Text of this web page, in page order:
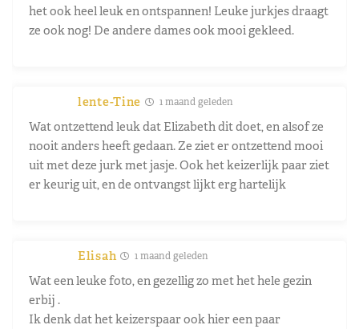
het ook heel leuk en ontspannen! Leuke jurkjes draagt
ze ook nog! De andere dames ook mooi gekleed.
lente-Tine 1 maand geleden
Wat ontzettend leuk dat Elizabeth dit doet, en alsof ze
nooit anders heeft gedaan. Ze ziet er ontzettend mooi
uit met deze jurk met jasje. Ook het keizerlijk paar ziet
er keurig uit, en de ontvangst lijkt erg hartelijk
Elisah 1 maand geleden
Wat een leuke foto, en gezellig zo met het hele gezin
erbij .
Ik denk dat het keizerspaar ook hier een paar